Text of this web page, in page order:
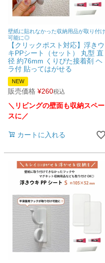
ご利用ガイド
個人情報の取扱
お問い合わせ
壁紙に貼れなかった収納用品が取り付け
可能に◎
【クリックポスト対応】浮きウ
キPPシート（セット） 丸型 直
径 約76mm くりぴた接着剤 ヘ
ラ付 貼ってはがせる
NEW
販売価格 ¥260税込
＼リビングの壁面も収納スペー
スに／
カートに入れる